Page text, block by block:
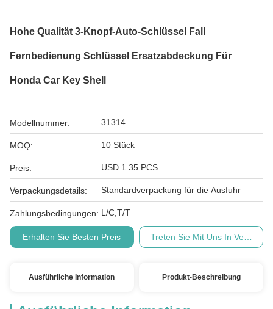
Hohe Qualität 3-Knopf-Auto-Schlüssel Fall
Fernbedienung Schlüssel Ersatzabdeckung Für
Honda Car Key Shell
Modellnummer: 31314
MOQ: 10 Stück
Preis: USD 1.35 PCS
Verpackungsdetails: Standardverpackung für die Ausfuhr
Zahlungsbedingungen: L/C,T/T
Erhalten Sie Besten Preis Treten Sie Mit Uns In
Ausführliche Information Produkt-Beschreibung